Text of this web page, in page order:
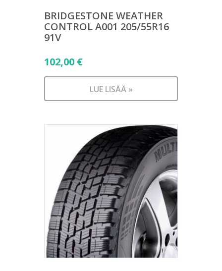
BRIDGESTONE WEATHER
CONTROL A001 205/55R16
91V
102,00 €
LUE LISÄÄ »